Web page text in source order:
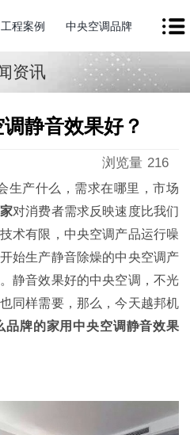
工程案例 中央空调品牌
资讯
静音效果好？
浏览量 216
生产什么，需求在哪里，市场
对消费者需求反映速度比我们
术有限，中央空调产品运行噪
始生产静音除燥的中央空调产
静音效果好的中央空调，不光
同样需要，那么，今天越邦机
品牌的家用中央空调静音效果